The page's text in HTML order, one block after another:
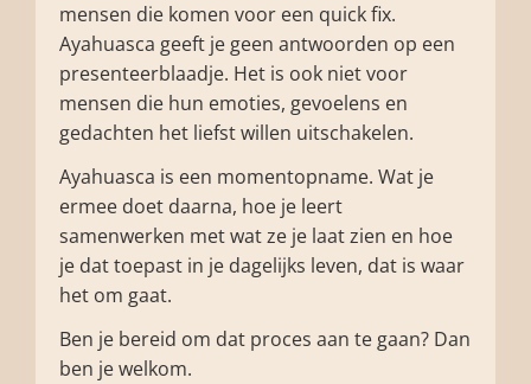
mensen die komen voor een quick fix.
Ayahuasca geeft je geen antwoorden op een
presenteerblaadje. Het is ook niet voor
mensen die hun emoties, gevoelens en
gedachten het liefst willen uitschakelen.
Ayahuasca is een momentopname. Wat je
ermee doet daarna, hoe je leert
samenwerken met wat ze je laat zien en hoe
je dat toepast in je dagelijks leven, dat is waar
het om gaat.
Ben je bereid om dat proces aan te gaan? Dan
ben je welkom.